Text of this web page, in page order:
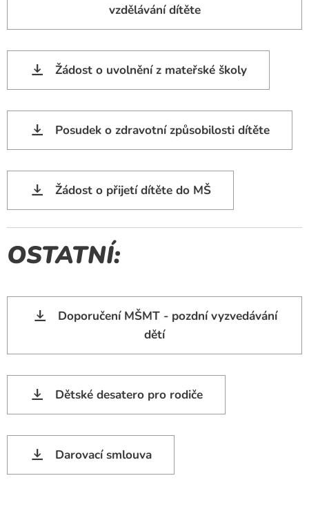
vzdělávání dítěte
Žádost o uvolnění z mateřské školy
Posudek o zdravotní způsobilosti dítěte
Žádost o přijetí dítěte do MŠ
OSTATNÍ:
Doporučení MŠMT - pozdní vyzvedávání
dětí
Dětské desatero pro rodiče
Darovací smlouva